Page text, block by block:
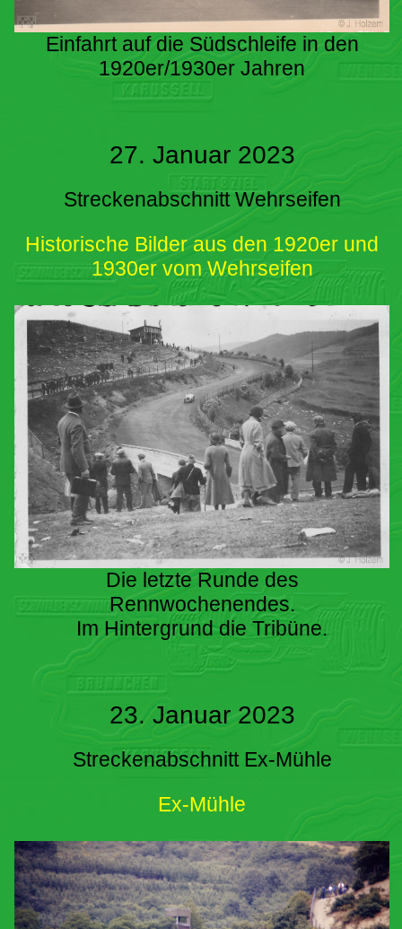
Einfahrt auf die Südschleife in den
1920er/1930er Jahren
27. Januar 2023
Streckenabschnitt Wehrseifen
Historische Bilder aus den 1920er und
1930er vom Wehrseifen
Die letzte Runde des
Rennwochenendes.
Im Hintergrund die Tribüne.
23. Januar 2023
Streckenabschnitt Ex-Mühle
Ex-Mühle